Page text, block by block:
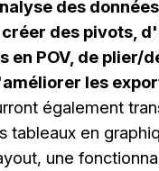
des données
créer des pivots,
en POV, de plier/
les
également
tableaux en
une